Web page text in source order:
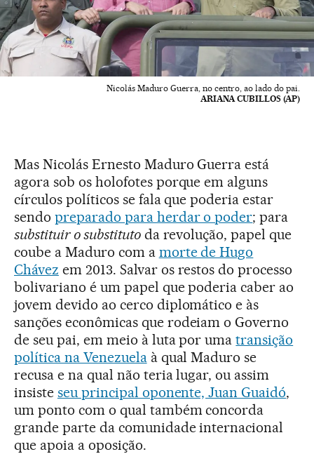
Nicolás Maduro Guerra, no centro, ao lado do pai.
ARIANA CUBILLOS (AP)
Mas Nicolás Ernesto Maduro Guerra está
agora sob os holofotes porque em alguns
círculos políticos se fala que poderia estar
sendo preparado para herdar o poder; para
substituir o substitutoda revolução, papel que
coube a Maduro com a morte de Hugo
Chávez em 2013. Salvar os restos do processo
bolivariano é um papel que poderia caber ao
jovem devido ao cerco diplomático e às
sanções econômicas que rodeiam o Governo
de seu pai, em meio à luta por umatransição
política na Venezuelaà qual Maduro se
recusa e na qual não teria lugar, ou assim
insiste seu principal oponente, Juan Guaidó,
um ponto com o qual também concorda
grande parte da comunidade internacional
que apoia a oposição.